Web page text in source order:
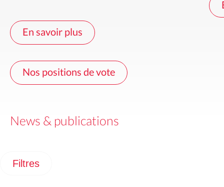
En savoir plus
Nos positions de vote
News & publications
Filtres